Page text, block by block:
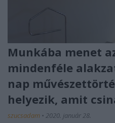
Munkába menet
mindenféle
nap
helyezik, amit
szucsadam • 2020. január 28.